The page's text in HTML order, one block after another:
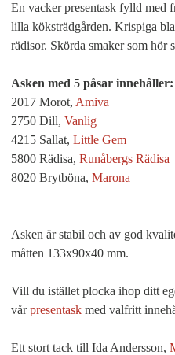
En vacker presentask fylld med
lilla köksträdgården. Krispiga
rädisor. Skörda smaker som hör
Asken med 5 påsar innehåller:
2017 Morot, Amiva
2750 Dill, Vanlig
4215 Sallat, Little Gem
5800 Rädisa, Runåbergs Rädisa
8020 Brytböna, Marona
Asken är stabil och av god
måtten 133x90x40 mm.
Vill du istället plocka ihop ditt
vårpresentask med valfritt
Ett stort tack till Ida Andersson,